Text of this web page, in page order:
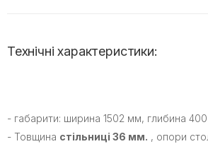
Технічні характеристики:
- габарити: ширина 1502 мм, глибина
- Товщина стільниці 36 мм. , опори